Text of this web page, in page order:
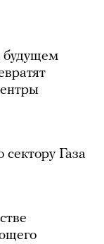
будущем
Газа